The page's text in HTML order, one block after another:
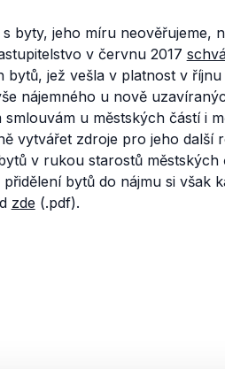
byty, jeho míru neověřujeme,
v červnu 2017
jež vešla v platnost v říjnu
nájemného u nově
u městských částí i
vytvářet zdroje pro jeho další
v rukou starostů městských
bytů do nájmu si však
zde (.pdf).